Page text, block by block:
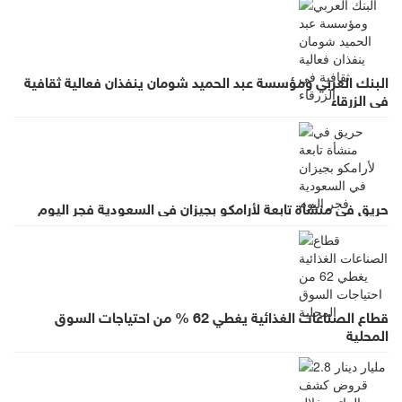
البنك العربي ومؤسسة عبد الحميد شومان ينفذان فعالية ثقافية
في الزرقاء
حريق في منشأة تابعة لأرامكو بجيزان في السعودية فجر اليوم
قطاع الصناعات الغذائية يغطي 62 % من احتياجات السوق
المحلية